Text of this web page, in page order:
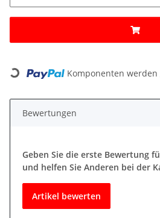
Loading... Komponenten werden
Bewertungen
Geben Sie die erste Bewertung
und helfen Sie Anderen bei der
Artikel bewerten